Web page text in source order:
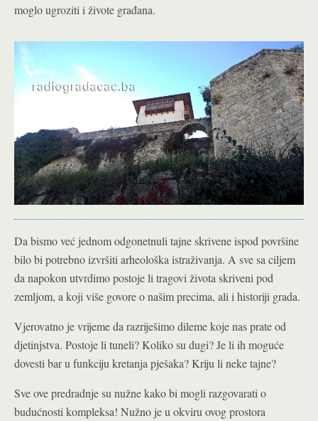
moglo ugroziti i živote građana.
Da bismo već jednom odgonetnuli tajne skrivene ispod površine
bilo bi potrebno izvršiti arheološka istraživanja. A sve sa ciljem
da napokon utvrdimo postoje li tragovi života skriveni pod
zemljom, a koji više govore o našim precima, ali i historiji grada.
Vjerovatno je vrijeme da razriješimo dileme koje nas prate od
djetinjstva. Postoje li tuneli? Koliko su dugi? Je li ih moguće
dovesti bar u funkciju kretanja pješaka? Kriju li neke tajne?
Sve ove predradnje su nužne kako bi mogli razgovarati o
budućnosti kompleksa! Nužno je u okviru ovog prostora